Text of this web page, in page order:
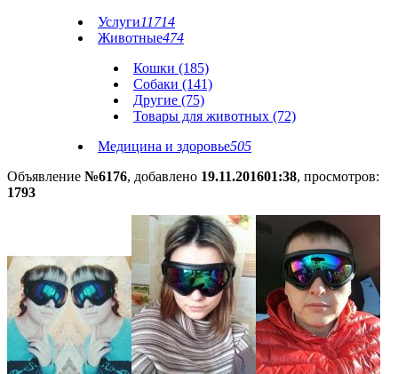
Услуги11714
Животные474
Кошки (185)
Собаки (141)
Другие (75)
Товары для животных (72)
Медицина и здоровье505
Объявление №6176, добавлено 19.11.201601:38, просмотров:
1793